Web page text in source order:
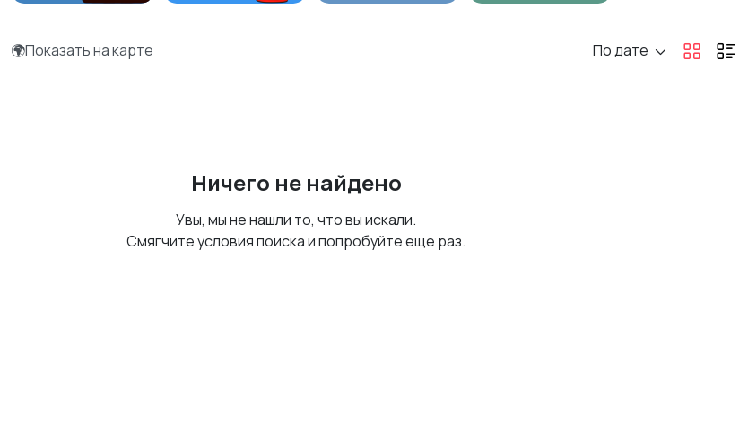
🌍Показать на карте По дате
Ничего не найдено
Увы, мы не нашли то, что вы искали.
Смягчите условия поиска и попробуйте еще раз.